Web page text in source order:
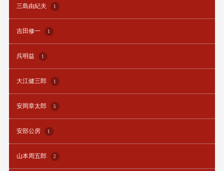
三島由紀夫 1
吉田修一 1
呉明益 1
大江健三郎 1
安岡章太郎 5
安部公房 1
山本周五郎 2